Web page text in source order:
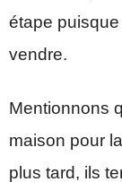
étape
vendre.
Mentionnons
maison pour
plus tard, ils